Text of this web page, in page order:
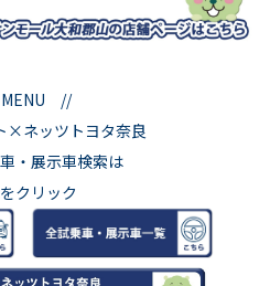
//
×ネッツトヨタ奈良
・展示車検索は
クリック